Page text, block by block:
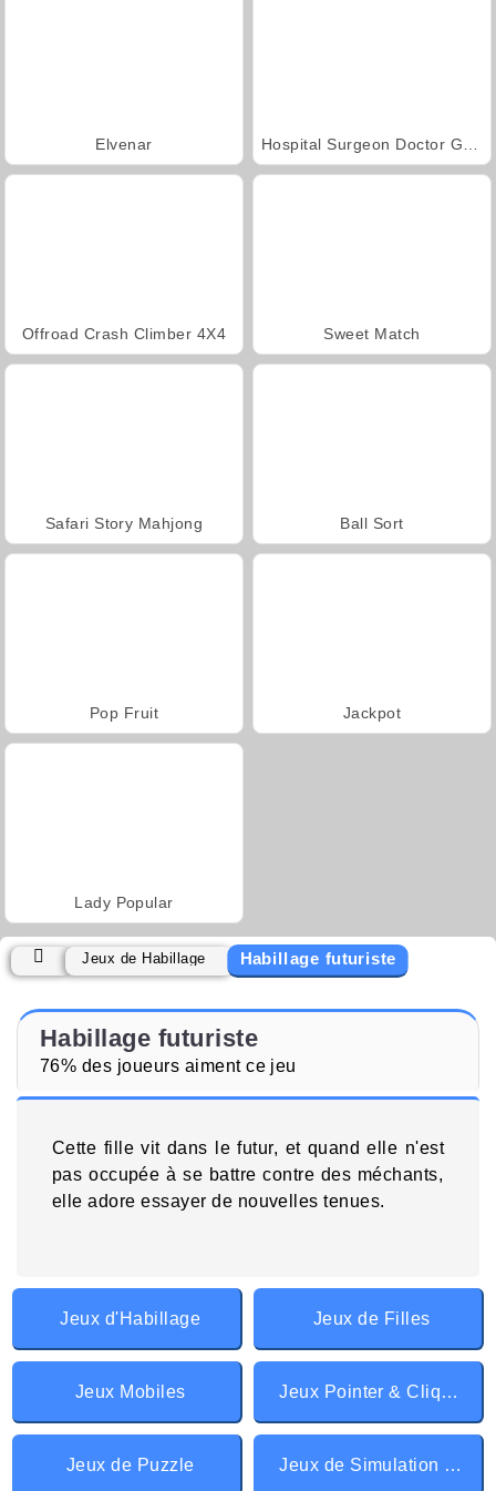
Elvenar
Offroad Crash Climber 4X4 Sweet Match
Safari Story Mahjong Ball Sort
Pop Fruit Jackpot
Lady Popular
Jeux de Habillage Habillage futuriste
Habillage futuriste
76% des joueurs aiment ce jeu
Cette fille vit dans le futur, et quand elle n'est
pas occupée à se battre contre des méchants,
elle adore essayer de nouvelles tenues.
Jeux d'Habillage Jeux de Filles
Jeux Mobiles Jeux Pointer & Cliquer
Jeux de Puzzle Jeux de Simulation de vie